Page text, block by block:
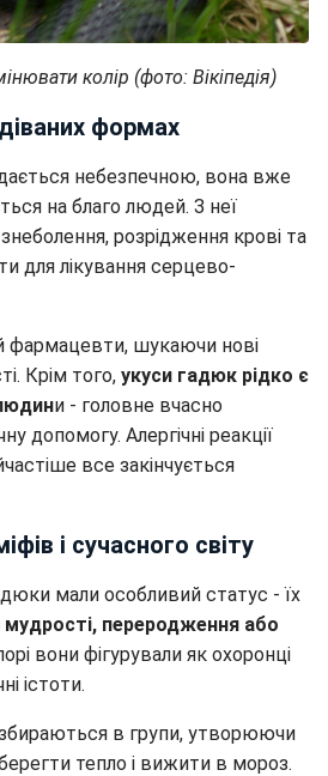
колір (фото: Вікіпедія)
формах
небезпечною, вона вже
на благо людей. З неї
розрідження крові та
для лікування серцево-
фармацевти, шукаючи нові
Крім того, укуси гадюк рідко є
и - головне вчасно
допомогу. Алергічні реакції
все закінчується
і сучасного світу
мали особливий статус - їх
переродження або
вони фігурували як охоронці
істоти.
збираються в групи, утворюючи
тепло і вижити в мороз.